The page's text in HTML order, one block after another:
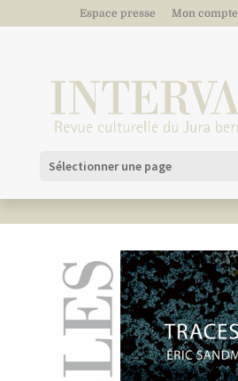
Espace presse Mon compte
Sélectionner une page